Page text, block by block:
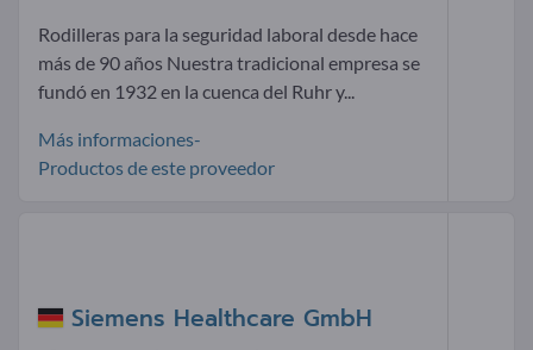
Rodilleras para la seguridad laboral desde hace
más de 90 años Nuestra tradicional empresa se
fundó en 1932 en la cuenca del Ruhr y...
Más informaciones-
Productos de este proveedor
Siemens Healthcare GmbH